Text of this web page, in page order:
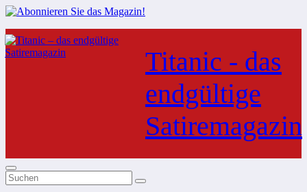
Zum
Inhalt
springen
Titanic - das
endgültige
Satiremagazin